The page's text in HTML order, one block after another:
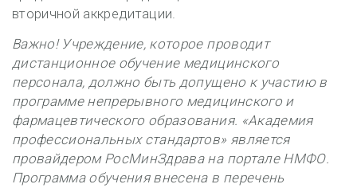
вторичной аккредитации.
Важно! Учреждение, которое проводит
дистанционное обучение медицинского
персонала, должно быть допущено к участию в
программе непрерывного медицинского и
фармацевтического образования. «Академия
профессиональных стандартов» является
провайдером РосМинЗдрава на портале НМФО.
Программа обучения внесена в перечень